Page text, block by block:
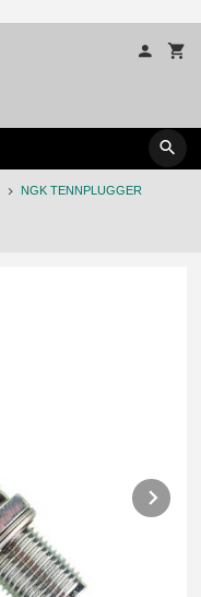
NGK TENNPLUGGER